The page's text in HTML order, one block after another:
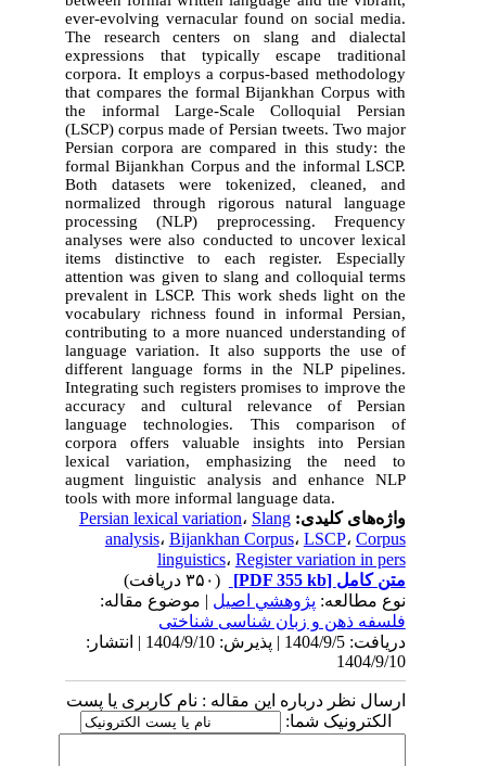
ever-evolving vernacular found on social media.
The research centers on slang and dialectal
expressions that typically escape traditional
corpora. It employs a corpus-based methodology
that compares the formal Bijankhan Corpus with
the informal Large-Scale Colloquial Persian
(LSCP) corpus made of Persian tweets. Two major
Persian corpora are compared in this study: the
formal Bijankhan Corpus and the informal LSCP.
Both datasets were tokenized, cleaned, and
normalized through rigorous natural language
processing (NLP) preprocessing. Frequency
analyses were also conducted to uncover lexical
items distinctive to each register. Especially
attention was given to slang and colloquial terms
prevalent in LSCP. This work sheds light on the
vocabulary richness found in informal Persian,
contributing to a more nuanced understanding of
language variation. It also supports the use of
different language forms in the NLP pipelines.
Integrating such registers promises to improve the
accuracy and cultural relevance of Persian
language technologies.
This comparison of
corpora offers valuable insights into Persian
lexical variation, emphasizing the need to
augment linguistic analysis and enhance NLP
tools with more informal language data.
واژه‌های کلیدی: Persian lexical variation،Slang
analysis،Bijankhan Corpus،LSCP،Corpus
linguistics،Register variation in pers
متن کامل[PDF 355 kb]
نوع مطالعه:پژوهشي اصیل| موضوع مقاله:
فلسفه ذهن و زبان شناسی شناختی
دریافت: 1404/9/5 | پذیرش: 1404/9/10 | انتشار:
1404/9/10
ارسال نظر درباره این مقاله : نام کاربری یا پست
الکترونیک شما: